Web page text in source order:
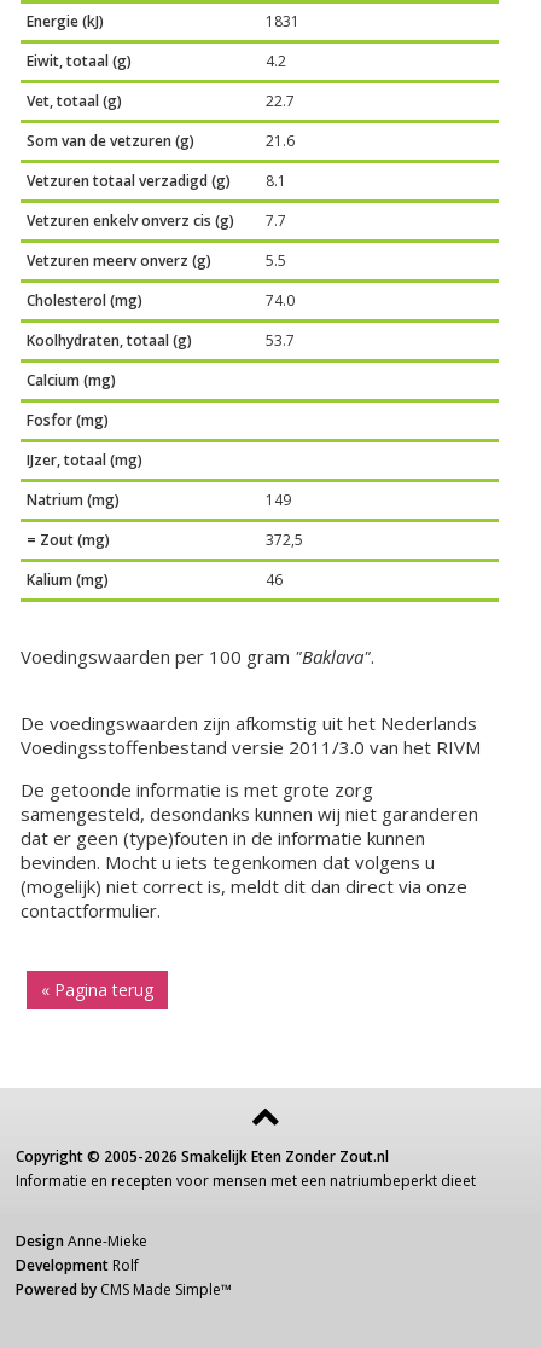
Energie (kJ)
1831
Eiwit, totaal (g)
4.2
Vet, totaal (g)
22.7
Som van de vetzuren (g)
21.6
Vetzuren totaal verzadigd (g)
8.1
Vetzuren enkelv onverz cis (g)
7.7
Vetzuren meerv onverz (g)
5.5
Cholesterol (mg)
74.0
Koolhydraten, totaal (g)
53.7
Calcium (mg)
Fosfor (mg)
IJzer, totaal (mg)
Natrium (mg)
149
= Zout (mg)
372,5
Kalium (mg)
46
Voedingswaarden per 100 gram "Baklava".
De voedingswaarden zijn afkomstig uit het Nederlands
Voedingsstoffenbestand versie 2011/3.0 van het RIVM
De getoonde informatie is met grote zorg
samengesteld, desondanks kunnen wij niet garanderen
dat er geen (type)fouten in de informatie kunnen
bevinden. Mocht u iets tegenkomen dat volgens u
(mogelijk) niet correct is, meldt dit dan direct via onze
contactformulier.
« Pagina terug
Copyright © 2005-2026 Smakelijk Eten Zonder Zout.nl
Informatie en recepten voor mensen met een natriumbeperkt dieet
Design Anne-Mieke
Development Rolf
Powered by CMS Made Simple™